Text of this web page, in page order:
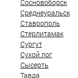
Сосновоборск
Среднеуральск
Ставрополь
Стерлитамак
Сургут
Сухой лог
Сысерть
Тавда